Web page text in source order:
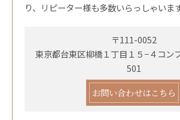
り、リピーター様も多数いらっしゃいます
〒111-0052
東京都台東区柳橋１丁目１５−４コン
501
お問い合わせはこちら